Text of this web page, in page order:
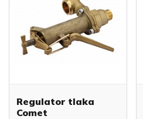
Regulator tlaka
Comet